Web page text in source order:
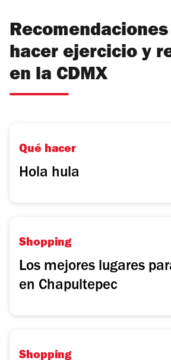
hacer ejercicio y
en la CDMX
Qué hacer
Hola hula
Shopping
Los mejores lugares
en Chapultepec
Shopping